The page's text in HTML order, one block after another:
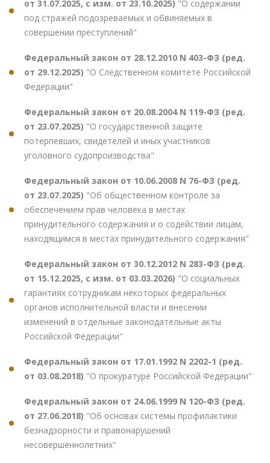
от 31.07.2025, с изм. от 23.10.2025) "О содержании
под стражей подозреваемых и обвиняемых в
совершении преступлений"
Федеральный закон от 28.12.2010 N 403-ФЗ (ред.
от 29.12.2025) "О Следственном комитете Российской
Федерации"
Федеральный закон от 20.08.2004 N 119-ФЗ (ред.
от 23.07.2025) "О государственной защите
потерпевших, свидетелей и иных участников
уголовного судопроизводства"
Федеральный закон от 10.06.2008 N 76-ФЗ (ред.
от 23.07.2025) "Об общественном контроле за
обеспечением прав человека в местах
принудительного содержания и о содействии лицам,
находящимся в местах принудительного содержания"
Федеральный закон от 30.12.2012 N 283-ФЗ (ред.
от 15.12.2025, с изм. от 03.03.2026) "О социальных
гарантиях сотрудникам некоторых федеральных
органов исполнительной власти и внесении
изменений в отдельные законодательные акты
Российской Федерации"
Федеральный закон от 17.01.1992 N 2202-1 (ред.
от 03.08.2018) "О прокуратуре Российской Федерации"
Федеральный закон от 24.06.1999 N 120-ФЗ (ред.
от 27.06.2018) "Об основах системы профилактики
безнадзорности и правонарушений
несовершеннолетних"